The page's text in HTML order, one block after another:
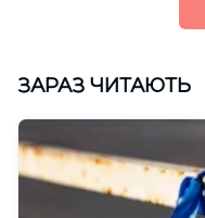
ЗАРАЗ ЧИТАЮТЬ